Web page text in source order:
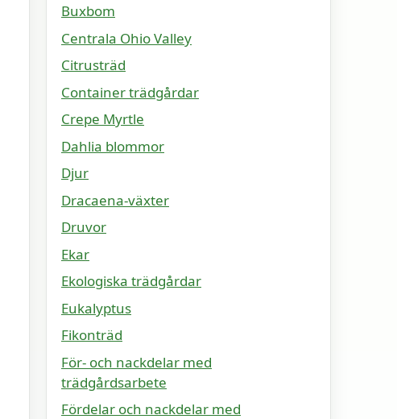
Buxbom
Centrala Ohio Valley
Citrusträd
Container trädgårdar
Crepe Myrtle
Dahlia blommor
Djur
Dracaena-växter
Druvor
Ekar
Ekologiska trädgårdar
Eukalyptus
Fikonträd
För- och nackdelar med
trädgårdsarbete
Fördelar och nackdelar med